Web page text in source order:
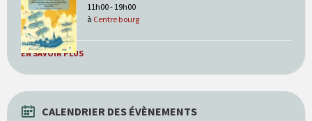
11h00 - 19h00
à Centre bourg
EN SAVOIR PLUS
CALENDRIER DES ÉVÈNEMENTS